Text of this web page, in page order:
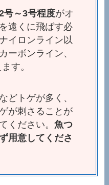
号～3号程度がオ
遠くに飛ばす必
イロンライン以
ーボンライン、
す。
どトゲが多く、
が刺さることが
ください。魚つ
用意してくださ